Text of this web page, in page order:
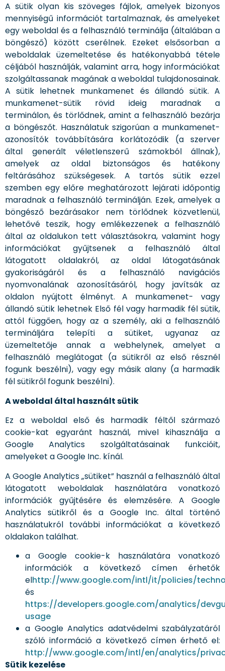
A sütik olyan kis szöveges fájlok, amelyek bizonyos
mennyiségű információt tartalmaznak, és amelyeket
egy weboldal és a felhasználó terminálja (általában a
böngésző) között cserélnek. Ezeket elsősorban a
weboldalak üzemeltetése és hatékonyabbá tétele
céljából használják, valamint arra, hogy információkat
szolgáltassanak magának a weboldal tulajdonosainak.
A sütik lehetnek munkamenet és állandó sütik. A
munkamenet-sütik rövid ideig maradnak a
terminálon, és törlődnek, amint a felhasználó bezárja
a böngészőt. Használatuk szigorúan a munkamenet-
azonosítók továbbítására korlátozódik (a szerver
által generált véletlenszerű számokból állnak),
amelyek az oldal biztonságos és hatékony
feltárásához szükségesek. A tartós sütik ezzel
szemben egy előre meghatározott lejárati időpontig
maradnak a felhasználó terminálján. Ezek, amelyek a
böngésző bezárásakor nem törlődnek közvetlenül,
lehetővé teszik, hogy emlékezzenek a felhasználó
által az oldalukon tett választásokra, valamint hogy
információkat gyűjtsenek a felhasználó által
látogatott oldalakról, az oldal látogatásának
gyakoriságáról és a felhasználó navigációs
nyomvonalának azonosításáról, hogy javítsák az
oldalon nyújtott élményt. A munkamenet- vagy
állandó sütik lehetnek Első fél vagy harmadik fél sütik,
attól függően, hogy az a személy, aki a felhasználó
termináljára telepíti a sütiket, ugyanaz az
üzemeltetője annak a webhelynek, amelyet a
felhasználó meglátogat (a sütikről az első résznél
fogunk beszélni), vagy egy másik alany (a harmadik
fél sütikről fogunk beszélni).
A weboldal által használt sütik
Ez a weboldal első és harmadik féltől származó
cookie-kat egyaránt használ, mivel kihasználja a
Google Analytics szolgáltatásainak funkcióit,
amelyeket a Google Inc. kínál.
A Google Analytics „sütiket” használ a felhasználó által
látogatott weboldalak használatára vonatkozó
információk gyűjtésére és elemzésére. A Google
Analytics sütikről és a Google Inc. által történő
használatukról további információkat a következő
oldalakon találhat.
a Google cookie-k használatára vonatkozó
információk a következő címen érhetők
elhttp://www.google.com/intl/it/policies/
és
https://developers.google.com/analytics/
usage
a Google Analytics adatvédelmi szabályzatáról
szóló információ a következő címen érhető el:
http://www.google.com/intl/en/analytics/
Sütik kezelése